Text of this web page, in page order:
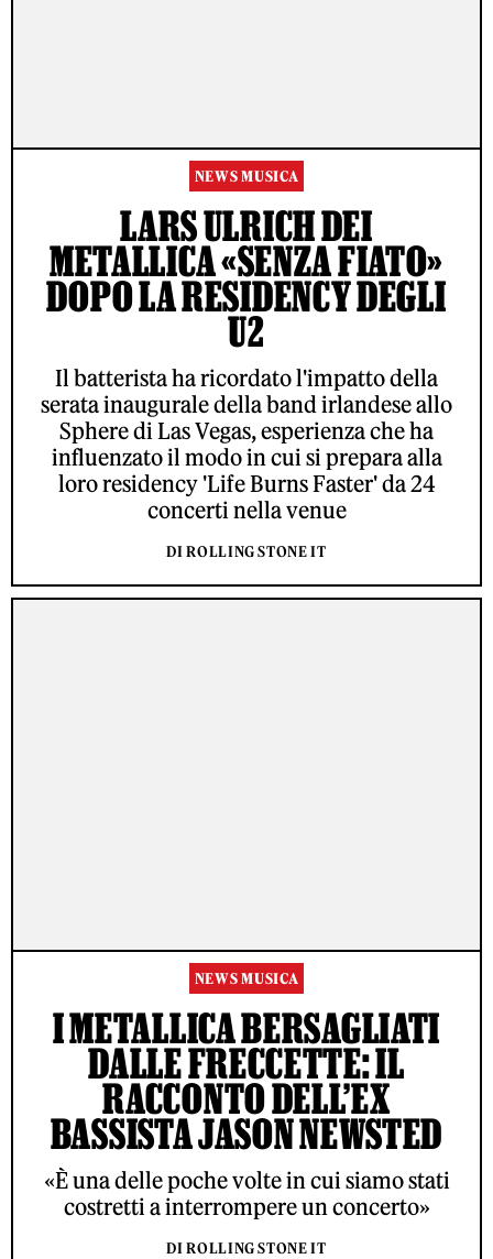
NEWS MUSICA
LARS ULRICH DEI
METALLICA «SENZA FIATO»
DOPO LA RESIDENCY DEGLI
U2
Il batterista ha ricordato l'impatto della
serata inaugurale della band irlandese allo
Sphere di Las Vegas, esperienza che ha
influenzato il modo in cui si prepara alla
loro residency 'Life Burns Faster' da 24
concerti nella venue
DI ROLLING STONE IT
NEWS MUSICA
I METALLICA BERSAGLIATI
DALLE FRECCETTE: IL
RACCONTO DELL’EX
BASSISTA JASON NEWSTED
«È una delle poche volte in cui siamo stati
costretti a interrompere un concerto»
DI ROLLING STONE IT